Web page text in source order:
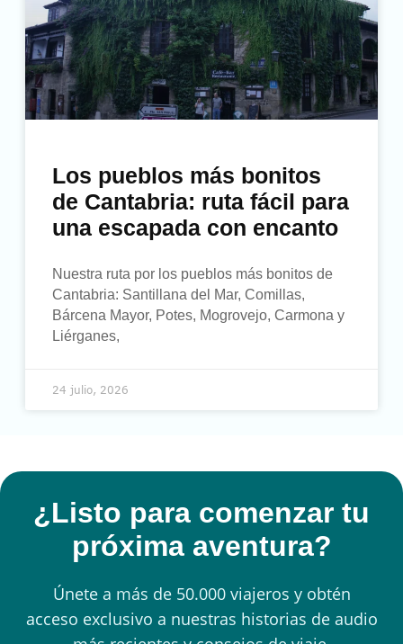
Los pueblos más bonitos
de Cantabria: ruta fácil para
una escapada con encanto
Nuestra ruta por los pueblos más bonitos de
Cantabria: Santillana del Mar, Comillas,
Bárcena Mayor, Potes, Mogrovejo, Carmona y
Liérganes,
24 julio, 2026
¿Listo para comenzar tu
próxima aventura?
Únete a más de 50.000 viajeros y obtén
acceso exclusivo a nuestras historias de audio